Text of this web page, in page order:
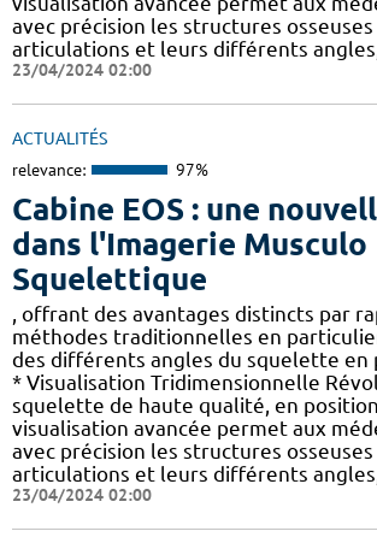
avec précision les structures
articulations et leurs différents
23/04/2024 02:00
ACTUALITÉS
relevance: 97%
Cabine EOS : une
dans l'Imagerie Musculo
Squelettique
, offrant des avantages distincts par
méthodes traditionnelles en
des différents angles du squelette en
* Visualisation Tridimensionnelle
squelette de haute qualité, en
visualisation avancée permet aux
avec précision les structures
articulations et leurs différents
23/04/2024 02:00